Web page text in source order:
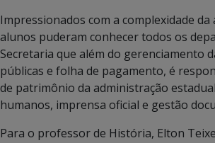
Impressionados com a complexidade
alunos puderam conhecer todos os
Secretaria que além do gerenciamento
públicas e folha de pagamento, é
de patrimônio da administração
humanos, imprensa oficial e gestão
Para o professor de História, Elton